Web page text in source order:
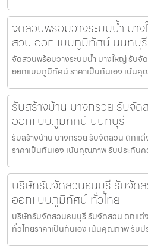
จัดสวนพร้อมวางระบบน้ำ บ
สวน ออกแบบภูมิทัศน์ นนทบุรี
จัดสวนพร้อมวางระบบน้ำ บางใหญ่ รับ
ออกแบบภูมิทัศน์ ราคาเป็นกันเอง เน้น
รับสร้างบ้าน บางกรวย รับจั
ออกแบบภูมิทัศน์ นนทบุรี
รับสร้างบ้าน บางกรวย รับจัดสวน ตก
ราคาเป็นกันเอง เน้นคุณภาพ รับประกัน
บริษัทรับจัดสวนธนบุรี รับจัด
ออกแบบภูมิทัศน์ ทั่วไทย
บริษัทรับจัดสวนธนบุรี รับจัดสวน ตกแ
ทั่วไทยราคาเป็นกันเอง เน้นคุณภาพ รับ